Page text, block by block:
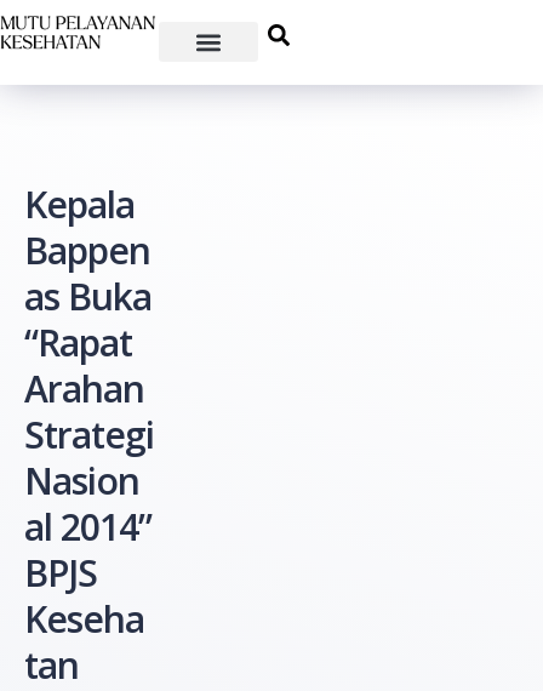
Kepala
Bappen
as Buka
“Rapat
Arahan
Strategi
Nasion
al 2014”
BPJS
Keseha
tan